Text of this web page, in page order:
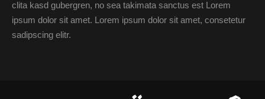
clita kasd gubergren, no sea takimata sanctus est Lorem
ipsum dolor sit amet. Lorem ipsum dolor sit amet, consetetur
sadipscing elitr.